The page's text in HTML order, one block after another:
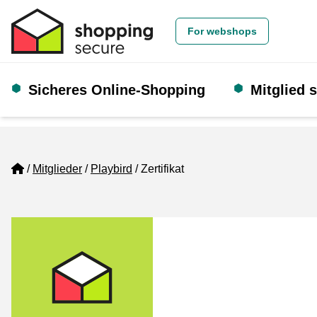
For webshops
Sicheres Online-Shopping Mitglied
Home
Mitglieder Playbird Zertifikat